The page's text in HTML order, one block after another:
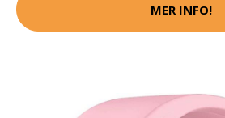
MER INFO!